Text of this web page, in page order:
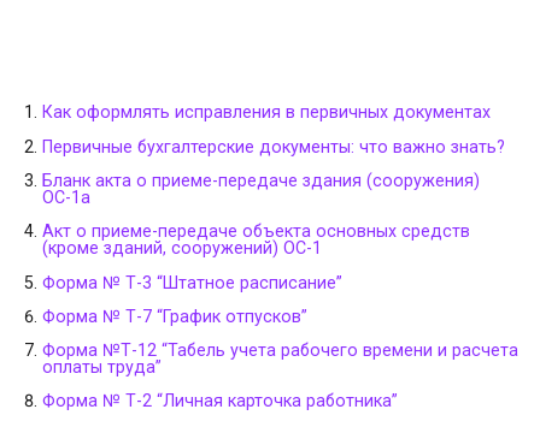
Как оформлять исправления в первичных документах
Первичные бухгалтерские документы: что важно знать?
Бланк акта о приеме-передаче здания (сооружения)
ОС-1а
Акт о приеме-передаче объекта основных средств
(кроме зданий, сооружений) ОС-1
Форма № Т-3 “Штатное расписание”
Форма № Т-7 “График отпусков”
Форма №Т-12 “Табель учета рабочего времени и расчета
оплаты труда”
Форма № Т-2 “Личная карточка работника”